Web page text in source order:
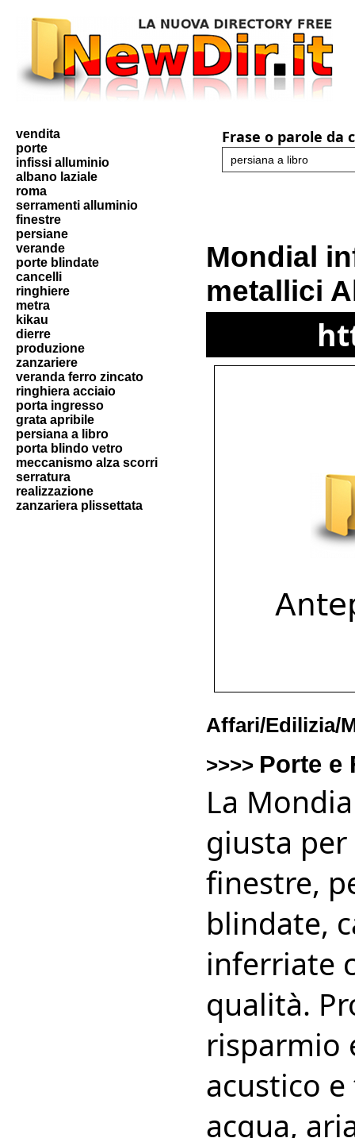
vendita
porte
infissi alluminio
albano laziale
roma
serramenti alluminio
finestre
persiane
verande
porte blindate
cancelli
ringhiere
metra
kikau
dierre
produzione
zanzariere
veranda ferro zincato
ringhiera acciaio
porta ingresso
grata apribile
persiana a libro
porta blindo vetro
meccanismo alza scorri
serratura
realizzazione
zanzariera plissettata
Frase o parole da
Mondial
metallici
Affari/Edilizia/
>>>> Porte e
La
giusta
finestre,
blindate,
inferriate
qualità.
risparmio
acustico
acqua,